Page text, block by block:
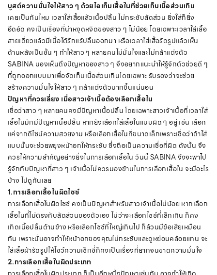
บูสต์ความมั่นใจให้สาว ๆ ด้วยไอเท็มเสื้อในที่ช่วยเก็บเนื้อส่วนเกิน
เคยเป็นกันไหม เวลาใส่เสื้อแล้วเนื้อปลิ้น ไม่กระชับสัดส่วน ยิ่งใส่ก็ยิ่ง
อึดอัด คงเป็นเรื่องที่น่าหงุดหงิดของสาว ๆ ไม่น้อย โดยเฉพาะเวลาใส่เสื้อ
สายเดี่ยวแล้วมีเนื้อใต้รักแร้ปลิ้นออกมา หรือเวลาใส่เสื้อรัดรูปแล้วเห็น
ด้านหลังเป็นชั้น ๆ ทำให้สาว ๆ หลายคนไม่มั่นใจและไม่กล้าแต่งตัว
SABINA มองเห็นถึงปัญหาของสาว ๆ จึงอยากแนะนำให้รู้จักตัวช่วยดี ๆ
ที่ถูกออกแบบมาเพื่อจัดเก็บเนื้อส่วนเกินโดยเฉพาะ รับรองว่าจะช่วย
สร้างความมั่นใจให้สาว ๆ กล้าแต่งตัวมากขึ้นแน่นอน
ปัญหาที่ควรเลี่ยง เมื่อสาวเจ้าเนื้อต้องเลือกเสื้อใน
เชื่อว่าสาว ๆ หลายคนคงมีปัญหาเนื้อปลิ้น โดยเฉพาะสาวเจ้าเนื้อที่เวลาใส่
เสื้อในมักมีปัญหาเนื้อปลิ้น หากยังเลือกใส่เสื้อในแบบผิด ๆ อยู่ เช่น เลือก
แค่จากดีไซน์ความสวยงาม หรือเลือกเสื้อในที่ขนาดเล็กเพราะเชื่อว่าถ้าใส่
แบบนั้นจะช่วยพยุงหน้าอกให้กระชับ ซึ่งถือเป็นความเชื่อที่ผิด ดังนั้น จึง
ควรให้ความสำคัญอย่างยิ่งในการเลือกเสื้อใน วันนี้ SABINA จึงจะพาไป
รู้จักกับปัญหาที่สาว ๆ เจ้าเนื้อไม่ควรมองข้ามในการเลือกเสื้อใน จะมีอะไร
บ้าง ไปดูกันเลย
1.การเลือกเสื้อในผิดไซซ์
การเลือกเสื้อในผิดไซซ์ คงเป็นปัญหาสำหรับสาวเจ้าเนื้อไม่น้อย หากเลือก
เสื้อในที่ไม่ตรงกับสัดส่วนของตัวเอง ไม่ว่าจะเลือกไซซ์ที่เล็กเกิน ก็คง
เกิดเนื้อปลิ้นด้านข้าง หรือเลือกไซซ์ที่ใหญ่เกินไป ก็ล้วนมีข้อเสียเหมือน
กัน เพราะนั่นอาจทำให้หน้าอกของคุณไม่กระชับและดูหย่อนคล้อยแทน จะ
ใส่เสื้อผ้ารัดรูปให้โชว์ความเซ็กซี่ก็คงเป็นเรื่องที่ยากจนขาดความมั่นใจ
2.การเลือกเสื้อในผิดประเภท